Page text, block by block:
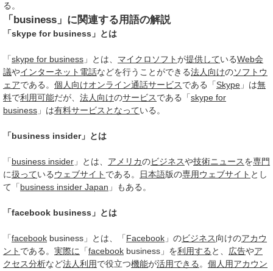
る。
「business」に関連する用語の解説
「skype for business」とは
「skype for business 」とは、 マイクロソフトが提供しているWeb会
議やインターネット電話などを行うことができる法人向けのソフトウ
ェアである。 個人向けオンライン通話サービスである「Skype 」は無
料で利用可能だが、 法人向けのサービスである「skype for
business 」は有料サービス となっている。
「business insider」とは
「business insider 」とは、 アメリカのビジネスや技術ニュースを専門
に扱っているウェブサイト である。 日本語版の専用ウェブサイト とし
て「business insider Japan 」もある。
「facebook business」とは
「facebook business」とは、「Facebook 」のビジネス向けのアカウ
ント である。 実際に 「facebook business」を利用する と、 広告やア
クセス分析など法人利用で役立つ機能が活用できる 。 個人用アカウン